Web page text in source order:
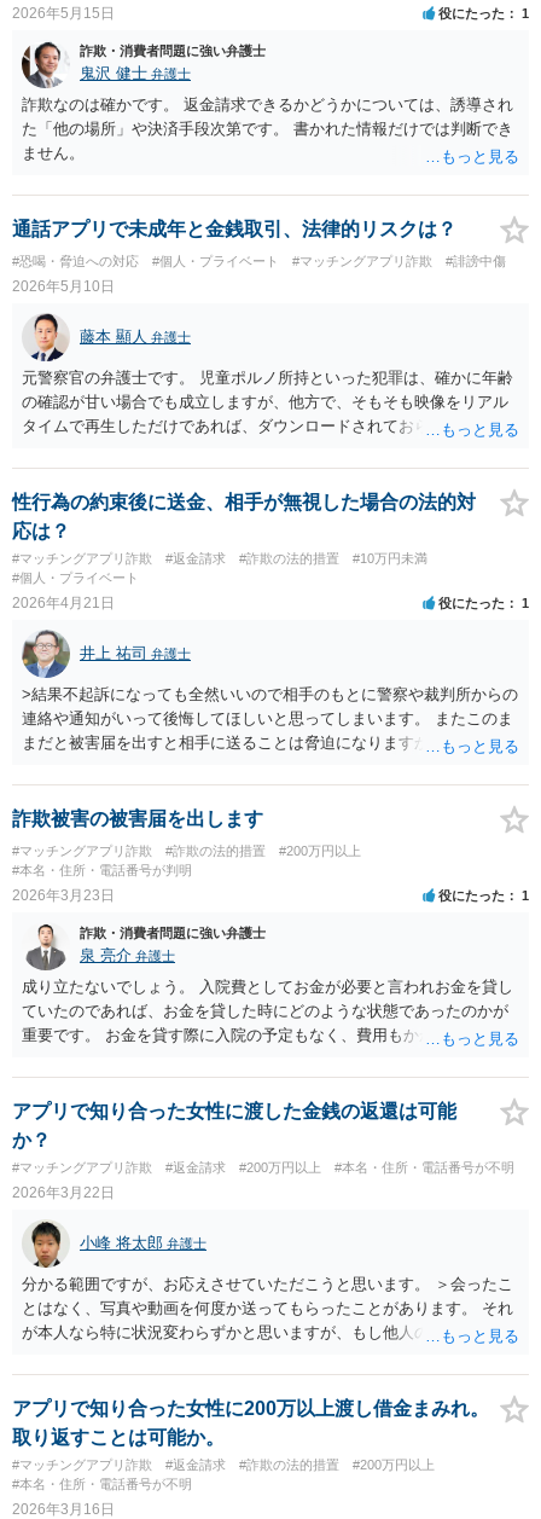
2026年5月15日 役にたった 1
詐欺・消費者問題に強い弁護士
鬼沢 健士 弁護士
詐欺なのは確かです。 返金請求できるかどうかについては、誘導され
た「他の場所」や決済手段次第です。 書かれた情報だけでは判断でき
ません。
通話アプリで未成年と金銭取引、法律的リスクは？
#恐喝・脅迫への対応 #個人・プライベート #マッチングアプリ詐欺 #誹謗中傷
2026年5月10日
藤本 顯人 弁護士
元警察官の弁護士です。 児童ポルノ所持といった犯罪は、確かに年齢
の確認が甘い場合でも成立しますが、他方で、そもそも映像をリアル
タイムで再生しただけであれば、ダウンロードされておらず「所持」
年であることを認識認容すること）が必要ですが、それが無さそうな
ので成立しません。 そもそも、これは典型的な詐欺の手口です。 相手
が未成年である可能性自体が仕込みである可能性が高いです。 「親に
言う」「警察に通報する」「逮捕される」は全て脅し文句のテンプレ
ートです。 特に事件化しないと思います。
性行為の約束後に送金、相手が無視した場合の法的対
応は？
#マッチングアプリ詐欺 #返金請求 #詐欺の法的措置
#10万円未満
#個人・プライベート
2026年4月21日 役にたった 1
井上 祐司 弁護士
>結果不起訴になっても全然いいので相手のもとに警察や裁判所からの
連絡や通知がいって後悔してほしいと思ってしまいます。 またこのま
まだと被害届を出すと相手に送ることは脅迫になりますか？ 相手
正当な権利の行使であるとして、脅迫罪に該当する可能性が高いもの
とは思われません。 ただし、「お金が必要」という文面が虚偽の事
実を述べて金銭を要求したものであるかどうかが詐欺罪の成否を分け
るので、より詳しく知りたい場合はやり取りをすべて見せたうえで法
律相談を受けられた方が良いでしょう。 なお、厳密には詐欺罪の成
りの場合、金額が多額、又はほかにも多数の被害者がいるというよう
な場合でなければ、警察が被害届の受理を渋ることは頻繁にありま
す。
詐欺被害の被害届を出します
#マッチングアプリ詐欺 #詐欺の法的措置
#200万円以上
#本名・住所・電話番号が判明
2026年3月23日 役にたった 1
詐欺・消費者問題に強い弁護士
泉 亮介 弁護士
成り立たないでしょう。 入院費としてお金が必要と言われお金を貸し
ていたのであれば、お金を貸した時にどのような状態であったのかが
重要です。 お金を貸す際に入院の予定もなく、費用もかからないのに
り得るでしょう。
アプリで知り合った女性に渡した金銭の返還は可能
か？
#マッチングアプリ詐欺 #返金請求 #200万円以上 #本名・住所・電話番号が不明
2026年3月22日
小峰 将太郎 弁護士
分かる範囲ですが、お応えさせていただこうと思います。 ＞会ったこ
とはなく、写真や動画を何度か送ってもらったことがあります。 それ
が本人なら特に状況変わらずかと思いますが、もし他人の写真であっ
か？ →他人の写真を自分と偽ったことにより、金員の授受につながっ
たのであれば、刑事で言えば詐欺、民事で言えば不法行為に当たる可
能性があります。 その場合、不法行為の損害賠償請求、不当利得返還
請求などの法律構成はできるかもしれません。 もっとも、弁護士につ
いての費用もかかるので、被害額との兼ね合いであることは難しいと
ころです。 少しでもお力になれば幸いです。
アプリで知り合った女性に200万以上渡し借金まみれ。
取り返すことは可能か。
#マッチングアプリ詐欺 #返金請求 #詐欺の法的措置
#200万円以上
#本名・住所・電話番号が不明
2026年3月16日